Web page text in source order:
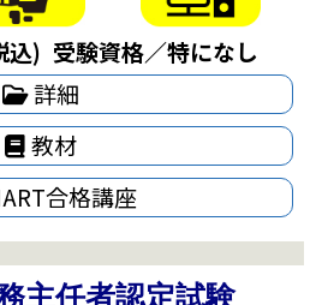
込) 受験資格／特になし
詳細
教材
合格講座
主任者認定試験